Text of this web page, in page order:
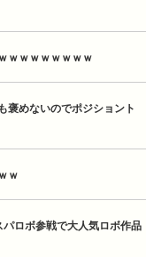
ｗｗｗｗｗｗｗｗ
褒めないのでポジショント
ｗ
パロボ参戦で大人気ロボ作品